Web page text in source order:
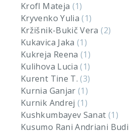
Krofl Mateja (1)
Kryvenko Yulia(1)
Kržišnik-Bukič Vera(2)
Kukavica Jaka(1)
Kukreja Reena(1)
Kulihova Lucia(1)
Kurent Tine T.(3)
Kurnia Ganjar(1)
Kurnik Andrej(1)
Kushkumbayev Sanat (1)
Kusumo Rani Andriani Budi